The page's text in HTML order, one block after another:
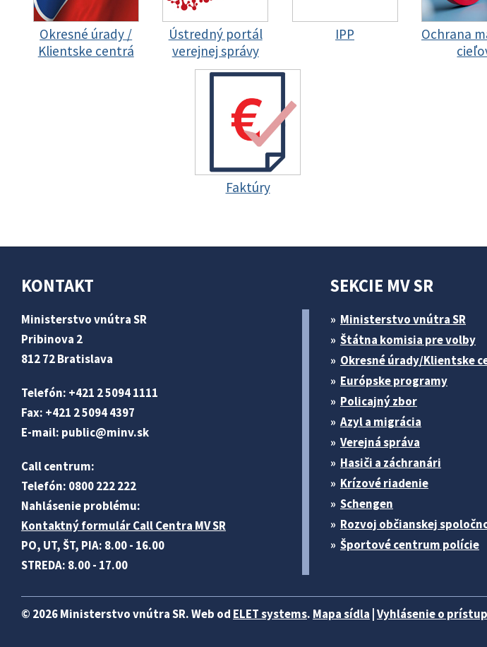
Okresné úrady /
Klientske centrá
Ústredný portál
verejnej správy
IPP
Ochrana
Faktúry
KONTAKT
Ministerstvo vnútra SR
Pribinova 2
812 72 Bratislava
Telefón: +421 2 5094 1111
Fax: +421 2 5094 4397
E-mail: public@minv.sk
Call centrum:
Telefón: 0800 222 222
Nahlásenie problému:
Kontaktný formulár Call Centra MV SR
PO, UT, ŠT, PIA: 8.00 - 16.00
STREDA: 8.00 - 17.00
SEKCIE MV SR
Ministerstvo vnútra SR
Štátna komisia pre volby
Okresné úrady/Klientske
Európske programy
Policajný zbor
Azyl a migrácia
Verejná správa
Hasiči a záchranári
Krízové riadenie
Schengen
Rozvoj občianskej
Športové centrum polície
© 2026 Ministerstvo vnútra SR. Web od ELET systems. Mapa sídla Vyhlásenie o